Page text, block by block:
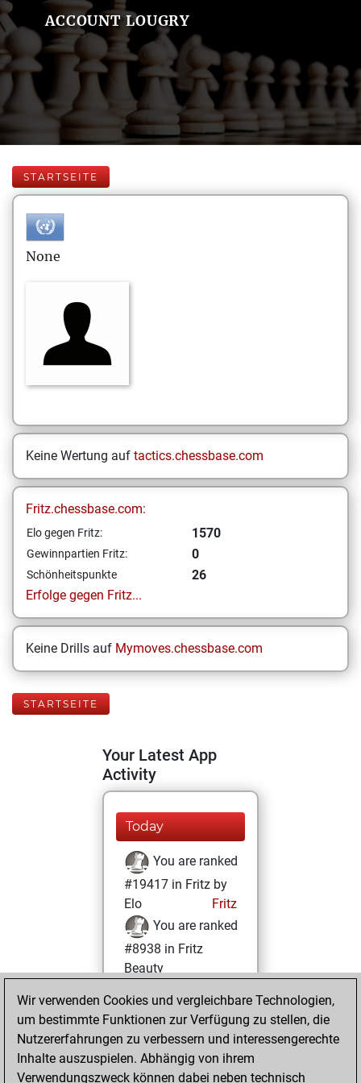
ACCOUNT LOUGRY
STARTSEITE
None
Keine Wertung auf tactics.chessbase.com
Fritz.chessbase.com:
Elo gegen Fritz: 1570
Gewinnpartien Fritz: 0
Schönheitspunkte
26
Erfolge gegen Fritz...
Keine Drills auf Mymoves.chessbase.com
STARTSEITE
Your Latest App
Activity
Today
You are ranked
#19417 in Fritz by
Elo
Fritz
You are ranked
#8938 in Fritz
Beauty
Dienstag,
November 30,
2021
You achieved a
Wir verwenden Cookies und vergleichbare Technologien,
um bestimmte Funktionen zur Verfügung zu stellen, die
Nutzererfahrungen zu verbessern und interessengerechte
Inhalte auszuspielen. Abhängig von ihrem
Verwendungszweck können dabei neben technisch